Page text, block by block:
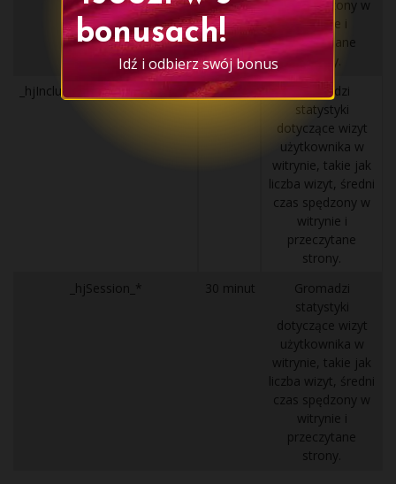
czas spędzony w
witrynie i
przeczytane
strony.
_hjIncludedInSessionSample_*
2 minuty
Gromadzi
statystyki
dotyczące wizyt
użytkownika w
witrynie, takie jak
liczba wizyt, średni
czas spędzony w
witrynie i
przeczytane
strony.
_hjSession_*
30 minut
Gromadzi
statystyki
dotyczące wizyt
użytkownika w
witrynie, takie jak
liczba wizyt, średni
czas spędzony w
witrynie i
przeczytane
strony.
BONUS
bonusach!
Idź i odbierz swój bonus